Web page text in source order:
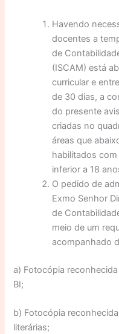
Havendo
docentes a
de
(ISCAM) está
curricular e
de 30 dias, a
do presente
criadas no
áreas que
habilitados
inferior a 18
O pedido de
Exmo Senhor
de
meio de um
acompanhado
a) Fotocópia
BI;
b) Fotocópia
literárias;